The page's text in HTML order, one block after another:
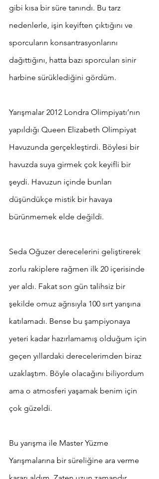
gibi kısa bir süre tanındı. Bu tarz
nedenlerle, işin keyiften çıktığını ve
sporcuların konsantrasyonlarını
dağıttığını, hatta bazı sporcuları sinir
harbine sürüklediğini gördüm.
Yarışmalar 2012 Londra Olimpiyatı’nın
yapıldığı Queen Elizabeth Olimpiyat
Havuzunda gerçekleştirdi. Böylesi bir
havuzda suya girmek çok keyifli bir
şeydi. Havuzun içinde bunları
düşündükçe mistik bir havaya
bürünmemek elde değildi.
Seda Oğuzer derecelerini geliştirerek
zorlu rakiplere rağmen ilk 20 içerisinde
yer aldı. Fakat son gün talihsiz bir
şekilde omuz ağrısıyla 100 sırt yarışına
katılamadı. Bense bu şampiyonaya
yeteri kadar hazırlamamış olduğum için
geçen yıllardaki derecelerimden biraz
uzaklaştım. Böyle olacağını biliyordum
ama o atmosferi yaşamak benim için
çok güzeldi.
Bu yarışma ile Master Yüzme
Yarışmalarına bir süreliğine ara verme